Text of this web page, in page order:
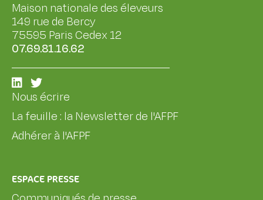
Maison nationale des éleveurs
149 rue de Bercy
75595 Paris Cedex 12
07.69.81.16.62
Nous écrire
La feuille : la Newsletter de l'AFPF
Adhérer à l'AFPF
ESPACE PRESSE